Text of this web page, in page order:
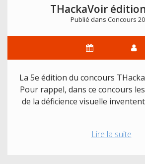
THackaVoir
Publié dans Concours
La 5e édition du concours
Pour rappel, dans ce concours
de la déficience visuelle
Lire la suite